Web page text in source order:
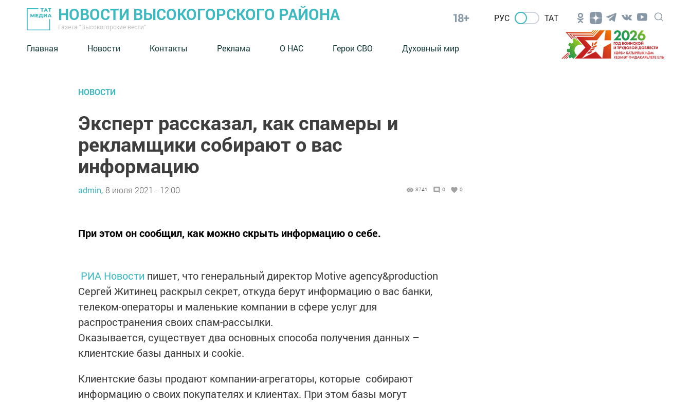
НОВОСТИ ВЫСОКОГОРСКОГО РАЙОНА
Газета "Высокогорские вести"
18+ РУС ТАТ
Главная Новости Контакты Реклама О НАС Герои СВО Духовный мир
НОВОСТИ
Эксперт рассказал, как спамеры и
рекламщики собирают о вас
информацию
admin, 8 июля 2021 - 12:00 3741 0 0
При этом он сообщил, как можно скрыть информацию о себе.
РИА Новости пишет, что генеральный директор Motive agency&production
Сергей Житинец раскрыл секрет, откуда берут информацию о вас банки,
телеком-операторы и маленькие компании в сфере услуг для
распространения своих спам-рассылки.
Оказывается, существует два основных способа получения данных –
клиентские базы данных и cookie.
Клиентские базы продают компании-агрегаторы, которые собирают
информацию о своих покупателях и клиентах. При этом базы могут